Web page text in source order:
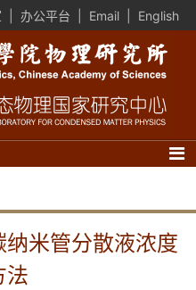
办公平台 Email English
米管分散液浓度
法